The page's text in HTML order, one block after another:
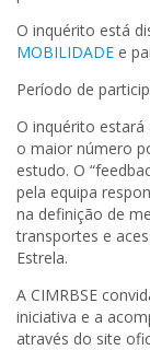
O inquérito está
MOBILIDADE e
Período de
O inquérito
o maior número
estudo. O
pela equipa
na definição de
transportes e
Estrela.
A CIMRBSE
iniciativa e a
através do site